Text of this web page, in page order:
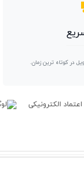
در کوتاه ترین زمان.